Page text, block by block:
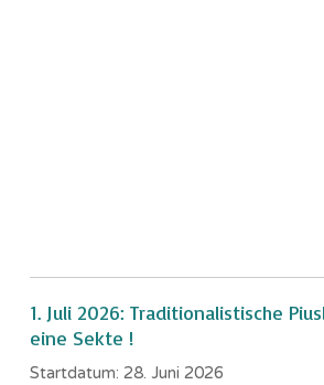
1. Juli 2026: Traditionalistische
eine Sekte !
Startdatum: 28. Juni 2026